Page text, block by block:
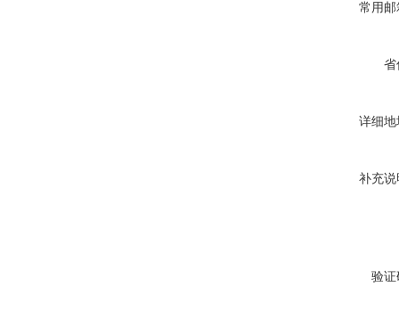
常用邮
省
详细地
补充说
验证